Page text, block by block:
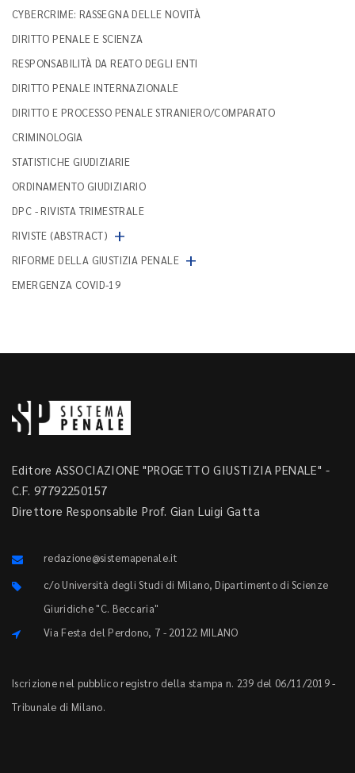
CYBERCRIME: RASSEGNA DELLE NOVITÀ
DIRITTO PENALE E SCIENZA
RESPONSABILITÀ DA REATO DEGLI ENTI
DIRITTO PENALE INTERNAZIONALE
DIRITTO E PROCESSO PENALE STRANIERO/COMPARATO
CRIMINOLOGIA
STATISTICHE GIUDIZIARIE
ORDINAMENTO GIUDIZIARIO
DPC - RIVISTA TRIMESTRALE
RIVISTE (ABSTRACT) +
RIFORME DELLA GIUSTIZIA PENALE +
EMERGENZA COVID-19
Editore ASSOCIAZIONE "PROGETTO GIUSTIZIA PENALE" -
C.F. 97792250157
Direttore Responsabile Prof. Gian Luigi Gatta
redazione@sistemapenale.it
c/o Università degli Studi di Milano, Dipartimento di Scienze
Giuridiche "C. Beccaria"
Via Festa del Perdono, 7 - 20122 MILANO
Iscrizione nel pubblico registro della stampa n. 239 del 06/11/2019 -
Tribunale di Milano.